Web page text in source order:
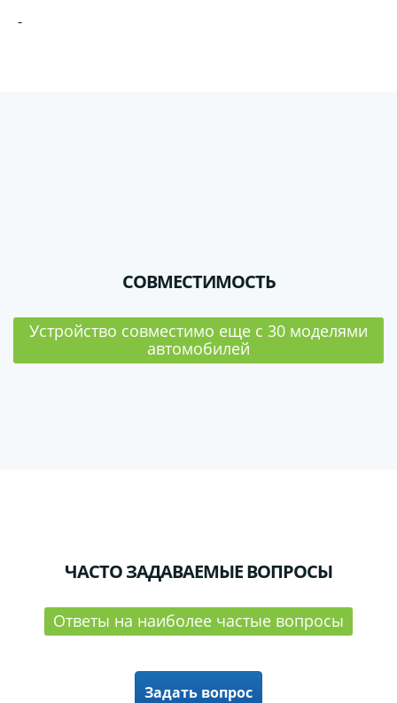
-
СОВМЕСТИМОСТЬ
Устройство совместимо еще с 30 моделями
автомобилей
ЧАСТО ЗАДАВАЕМЫЕ ВОПРОСЫ
Ответы на наиболее частые вопросы
Задать вопрос